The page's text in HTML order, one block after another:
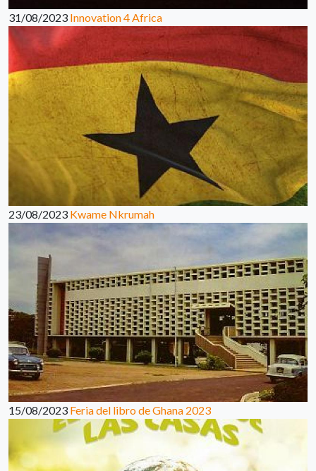
31/08/2023 Innovation 4 Africa
23/08/2023 Kwame Nkrumah
15/08/2023 Feria del libro de Ghana 2023